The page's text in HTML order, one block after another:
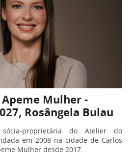
Mulher -
Rosângela Bulau
proprietária do Atelier do
em 2008 na cidade de Carlos
Mulher desde 2017.